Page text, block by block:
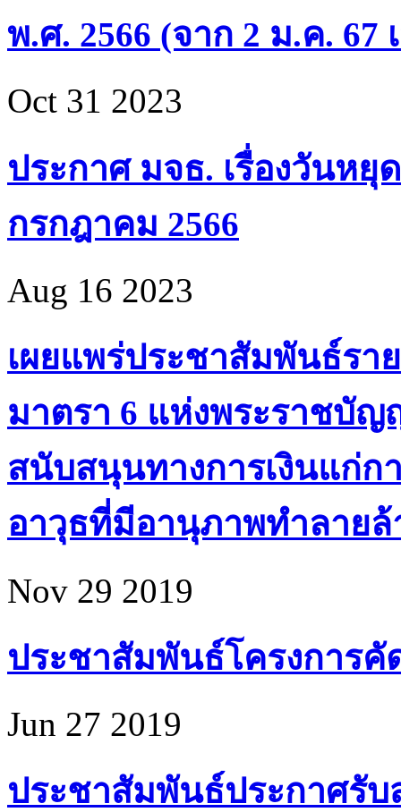
พ.ศ. 2566 (จาก 2 ม.ค. 67
Oct 31 2023
ประกาศ มจธ. เรื่องวันหยุ
กรกฎาคม 2566
Aug 16 2023
เผยแพร่ประชาสัมพันธ์ร
มาตรา 6 แห่งพระราชบั
สนับสนุนทางการเงินแก่ก
อาวุธที่มีอานุภาพทำลายล้
Nov 29 2019
ประชาสัมพันธ์โครงการคั
Jun 27 2019
ประชาสัมพันธ์ประกาศรั